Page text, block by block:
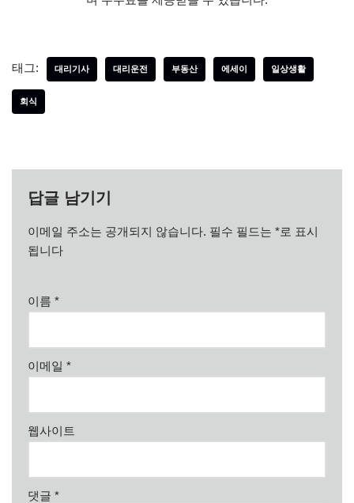
태그: 대리기사 대리운전 부동산 에세이 일상생활
회식
답글 남기기
이메일 주소는 공개되지 않습니다. 필수 필드는 *로 표시
됩니다
이름 *
이메일 *
웹사이트
댓글 *